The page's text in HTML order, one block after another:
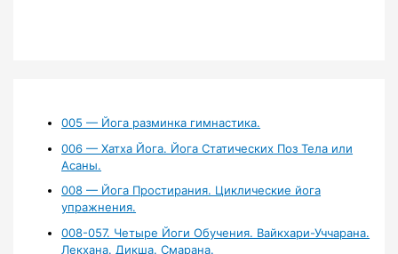
005 — Йога разминка гимнастика.
006 — Хатха Йога. Йога Статических Поз Тела или
Асаны.
008 — Йога Простирания. Циклические йога
упражнения.
008-057. Четыре Йоги Обучения. Вайкхари-Уччарана.
Лекхана. Дикша. Смарана.